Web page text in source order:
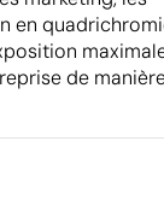
en
de